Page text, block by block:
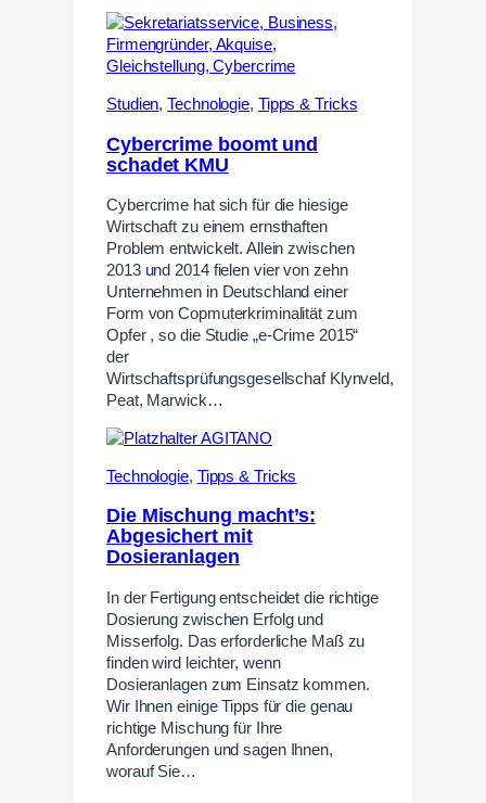
Studien,Technologie, Tipps & Tricks
Cybercrime boomt und
schadet KMU
Cybercrime hat sich für die hiesige
Wirtschaft zu einem ernsthaften
Problem entwickelt. Allein zwischen
2013 und 2014 fielen vier von zehn
Unternehmen in Deutschland einer
Form von Copmuterkriminalität zum
Opfer , so die Studie „e-Crime 2015“
der
Wirtschaftsprüfungsgesellschaf Klynveld,
Peat, Marwick…
Technologie, Tipps & Tricks
Die Mischung macht’s:
Abgesichert mit
Dosieranlagen
In der Fertigung entscheidet die richtige
Dosierung zwischen Erfolg und
Misserfolg. Das erforderliche Maß zu
finden wird leichter, wenn
Dosieranlagen zum Einsatz kommen.
Wir Ihnen einige Tipps für die genau
richtige Mischung für Ihre
Anforderungen und sagen Ihnen,
worauf Sie…